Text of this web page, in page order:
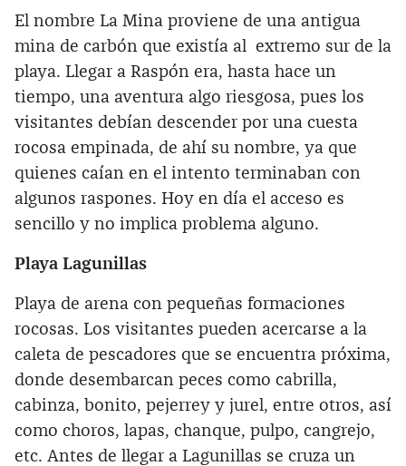
El nombre La Mina proviene de una antigua
mina de carbón que existía al extremo sur de la
playa. Llegar a Raspón era, hasta hace un
tiempo, una aventura algo riesgosa, pues los
visitantes debían descender por una cuesta
rocosa empinada, de ahí su nombre, ya que
quienes caían en el intento terminaban con
algunos raspones. Hoy en día el acceso es
sencillo y no implica problema alguno.
Playa Lagunillas
Playa de arena con pequeñas formaciones
rocosas. Los visitantes pueden acercarse a la
caleta de pescadores que se encuentra próxima,
donde desembarcan peces como cabrilla,
cabinza, bonito, pejerrey y jurel, entre otros, así
como choros, lapas, chanque, pulpo, cangrejo,
etc. Antes de llegar a Lagunillas se cruza un